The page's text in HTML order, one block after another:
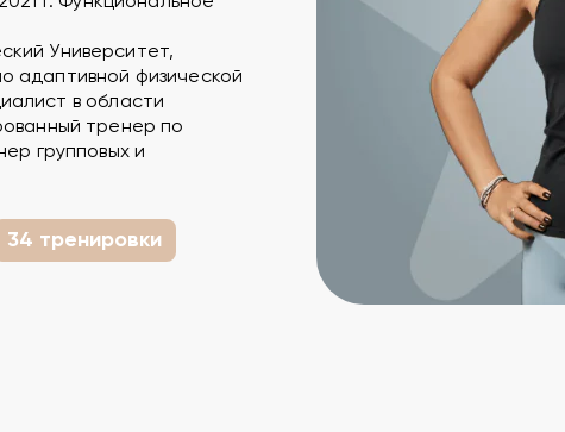
Университет,
адаптивной физической
в области
тренер по
групповых и
34 тренировки